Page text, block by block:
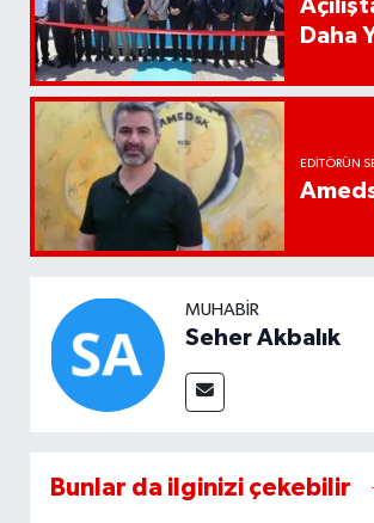
Daha
EDITÖRÜN
MUHABIR
Seher Akbalık
Bunlar da ilginizi çekebilir